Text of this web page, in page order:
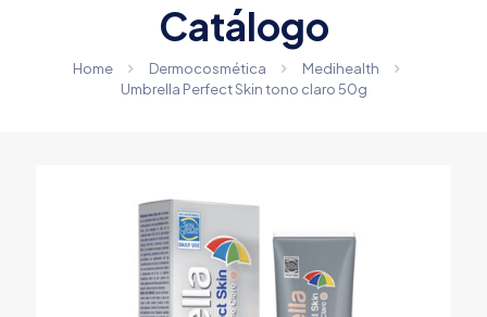
Catálogo
Home Dermocosmética
Medihealth
Umbrella Perfect Skin tono claro 50g